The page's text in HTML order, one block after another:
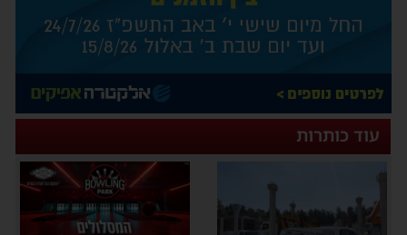
עוד כותרות